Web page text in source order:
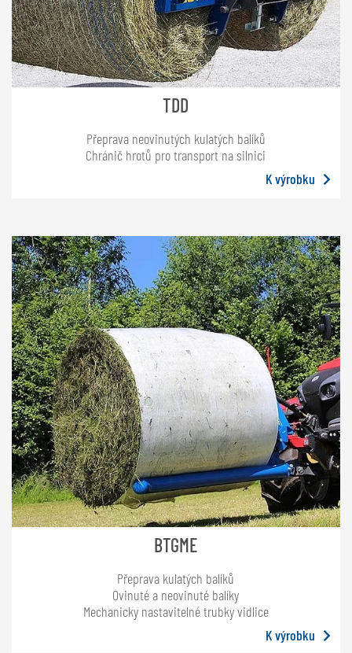
TDD
Přeprava neovinutých kulatých balíků
Chránič hrotů pro transport na silnici
K výrobku
BTGME
Přeprava kulatých balíků
Ovinuté a neovinuté balíky
Mechanicky nastavitelné trubky vidlice
K výrobku